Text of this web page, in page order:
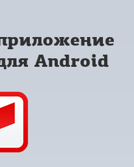
Android